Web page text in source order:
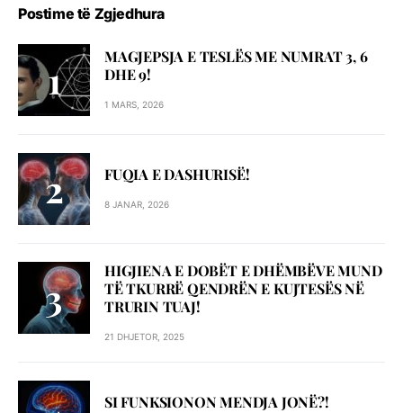
Postime të Zgjedhura
MAGJEPSJA E TESLËS ME NUMRAT 3, 6
DHE 9!
1 MARS, 2026
FUQIA E DASHURISË!
8 JANAR, 2026
HIGJIENA E DOBËT E DHËMBËVE MUND
TË TKURRË QENDRËN E KUJTESËS NË
TRURIN TUAJ!
21 DHJETOR, 2025
SI FUNKSIONON MENDJA JONË?!